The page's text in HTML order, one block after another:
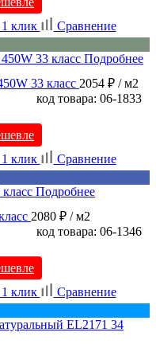
клик
Сравнение
Подробнее
33 класс 2054 ₽ / м2
код товара: 06-1833
клик
Сравнение
Подробнее
2080 ₽ / м2
код товара: 06-1346
клик
Сравнение